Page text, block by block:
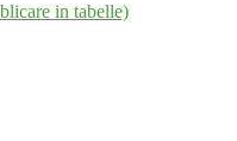
in tabelle)